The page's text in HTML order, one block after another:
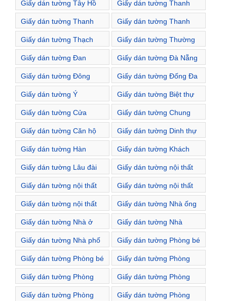
Giấy dán tường Tây Hồ
Giấy dán tường Thanh
Oai
Giấy dán tường Thanh
Trì
Giấy dán tường Thanh
Xuân
Giấy dán tường Thạch
Thất
Giấy dán tường Thường
Tín
Giấy dán tường Đan
Phượng
Giấy dán tường Đà Nẵng
Giấy dán tường Đông
Anh
Giấy dán tường Đống Đa
Giấy dán tường Ý Giấy dán tường Biệt thự
Giấy dán tường Cửa
hàng
Giấy dán tường Chung
cư
Giấy dán tường Căn hộ
Giấy dán tường Dinh thự
Giấy dán tường Hàn
Quốc
Giấy dán tường Khách
sạn
Giấy dán tường Lâu đài
Giấy dán tường nội thất
cổ điển
Giấy dán tường nội thất
Châu Âu
Giấy dán tường nội thất
hiện đại
Giấy dán tường nội thất
tân cổ điển
Giấy dán tường Nhà ống
Giấy dán tường Nhà ở
Giấy dán tường Nhà
hàng
Giấy dán tường Nhà phố
Giấy dán tường Phòng bé
gái
Giấy dán tường Phòng bé
trai
Giấy dán tường Phòng
bếp
Giấy dán tường Phòng
cưới
Giấy dán tường Phòng
học
Giấy dán tường Phòng
Giấy dán tường Phòng